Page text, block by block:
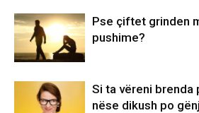
Pse çiftet grinden
pushime?
Si ta vëreni brenda
nëse dikush po